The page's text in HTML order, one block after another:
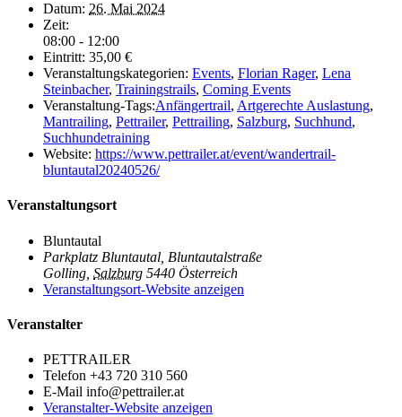
Datum: 26. Mai 2024
Zeit:
08:00 - 12:00
Eintritt: 35,00 €
Veranstaltungskategorien: Events, Florian Rager, Lena
Steinbacher, Trainingstrails, Coming Events
Veranstaltung-Tags:Anfängertrail, Artgerechte Auslastung,
Mantrailing, Pettrailer, Pettrailing, Salzburg, Suchhund,
Suchhundetraining
Website: https://www.pettrailer.at/event/wandertrail-
bluntautal20240526/
Veranstaltungsort
Bluntautal
Parkplatz Bluntautal, Bluntautalstraße
Golling Salzburg 5440 Österreich
Veranstaltungsort-Website anzeigen
Veranstalter
PETTRAILER
Telefon +43 720 310 560
E-Mail info@pettrailer.at
Veranstalter-Website anzeigen